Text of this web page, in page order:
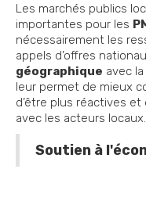
Les marchés publics
importantes pour les
nécessairement les
appels d’offres
géographique avec
leur permet de mieux
d’être plus réactives et
avec les acteurs locaux.
Soutien à